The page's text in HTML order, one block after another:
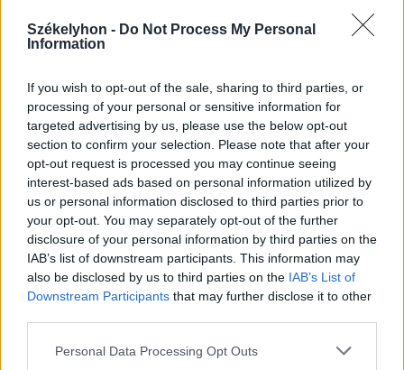
Székelyhon - Do Not Process My Personal
Information
If you wish to opt-out of the sale, sharing to third parties, or
processing of your personal or sensitive information for
targeted advertising by us, please use the below opt-out
section to confirm your selection. Please note that after your
opt-out request is processed you may continue seeing
interest-based ads based on personal information utilized by
us or personal information disclosed to third parties prior to
your opt-out. You may separately opt-out of the further
disclosure of your personal information by third parties on the
IAB’s list of downstream participants. This information may
also be disclosed by us to third parties on the IAB’s List of
Downstream Participants that may further disclose it to other
Personal Data Processing Opt Outs
szóljon hozzá!
Ezek is érdekelhetik
Székelyhon